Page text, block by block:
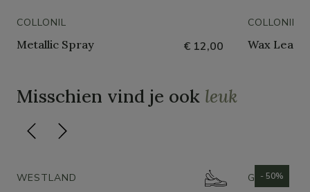
COLLONIL
Metallic Spray € 12,00
COLLONIL
Wax
Misschien vind je ook leuk
WESTLAND GABOR
- 50%